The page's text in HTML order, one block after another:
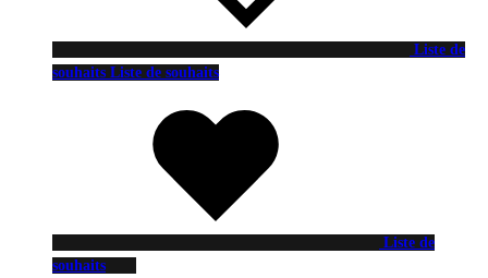
Liste de
souhaits Liste de souhaits
Liste de
souhaits